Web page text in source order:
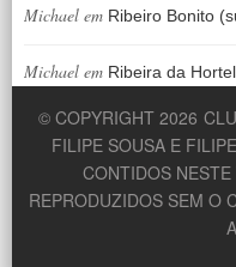
Michael em Ribeiro Bonito
Michael em Ribeira da
© COPYRIGHT 2026
FILIPE SOUSA E
CONTIDOS
REPRODUZIDOS SEM O